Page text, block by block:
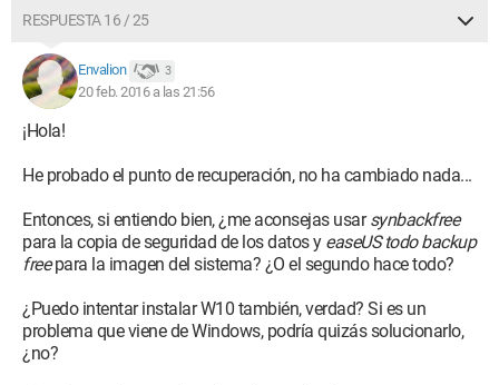
RESPUESTA 16 / 25
Envalion 3
20 feb. 2016 a las 21:56
¡Hola!
He probado el punto de recuperación, no ha cambiado nada...
Entonces, si entiendo bien, ¿me aconsejas usarsynbackfree
para la copia de seguridad de los datos y easeUS todo backup
freepara la imagen del sistema? ¿O el segundo hace todo?
¿Puedo intentar instalar W10 también, verdad? Si es un
problema que viene de Windows, podría quizás solucionarlo,
¿no?